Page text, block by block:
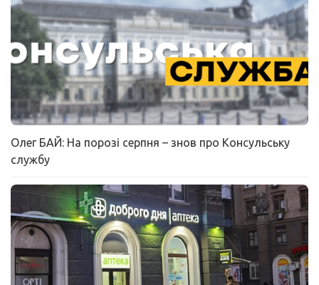
Олег БАЙ: На порозі серпня – знов про Консульську
службу